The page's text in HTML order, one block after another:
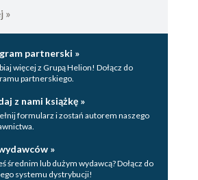
»
partnerski »
więcej z Grupą Helion! Dołącz do
partnerskiego.
z nami książkę »
formularz i zostań autorem naszego
»
średnim lub dużym wydawcą? Dołącz do
systemu dystrybucji!